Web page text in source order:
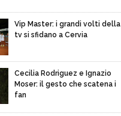
Vip Master: i grandi volti della
tv si sfidano a Cervia
Cecilia Rodriguez e Ignazio
Moser: il gesto che scatena i
fan